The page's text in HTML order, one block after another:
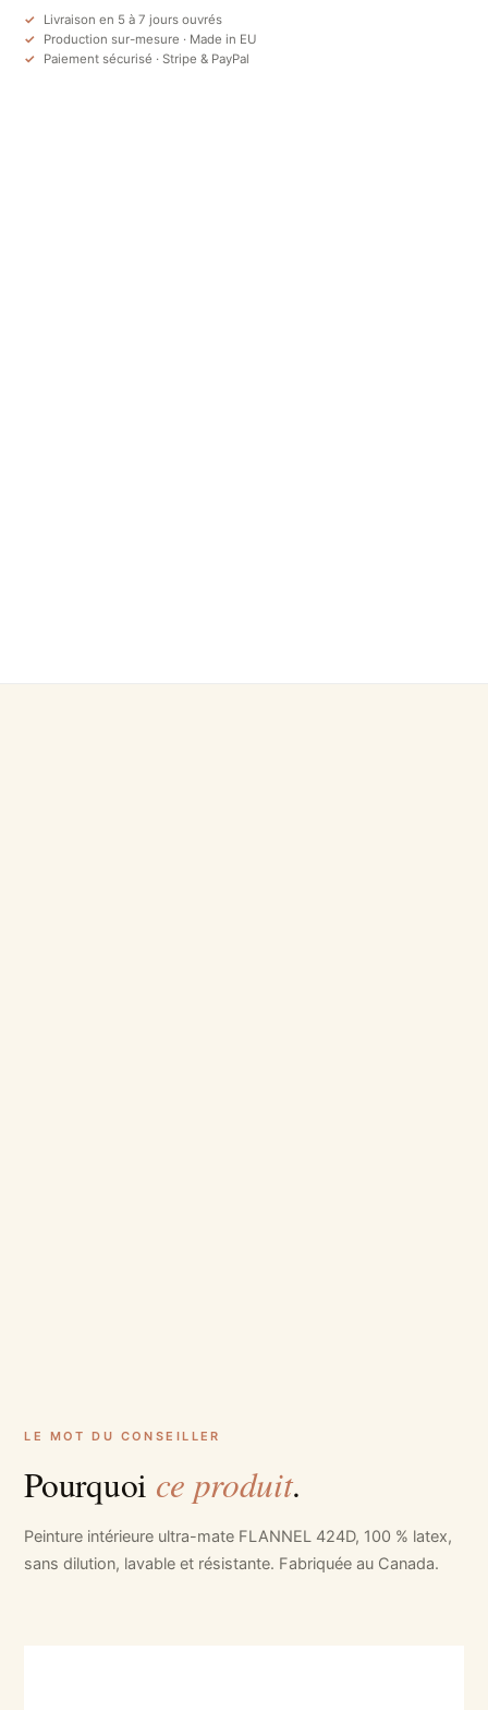
Livraison en 5 à 7 jours ouvrés
Production sur-mesure · Made in EU
Paiement sécurisé · Stripe & PayPal
LE MOT DU CONSEILLER
Pourquoi ce produit.
Peinture intérieure ultra-mate FLANNEL 424D, 100 % latex,
sans dilution, lavable et résistante. Fabriquée au Canada.